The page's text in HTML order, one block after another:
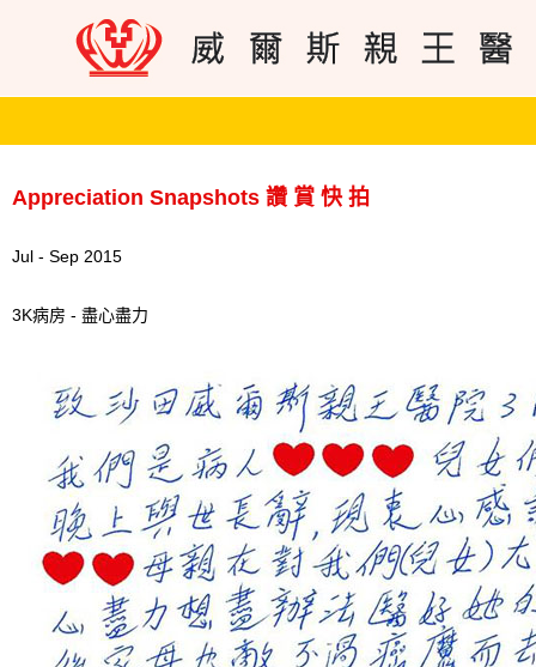
Appreciation Snapshots 讚 賞 快 拍
Jul - Sep 2015
3K病房 - 盡心盡力